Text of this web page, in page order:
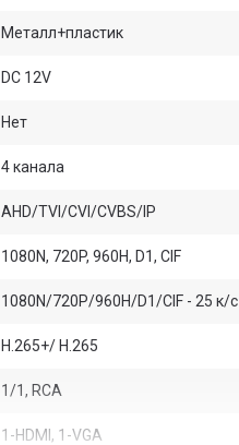
Металл+пластик
DC 12V
Нет
4 канала
AHD/TVI/CVI/CVBS/IP
1080N, 720P, 960H, D1, CIF
1080N/720P/960H/D1/CIF - 25 к/с
H.265+/ H.265
1/1, RCA
1-HDMI, 1-VGA